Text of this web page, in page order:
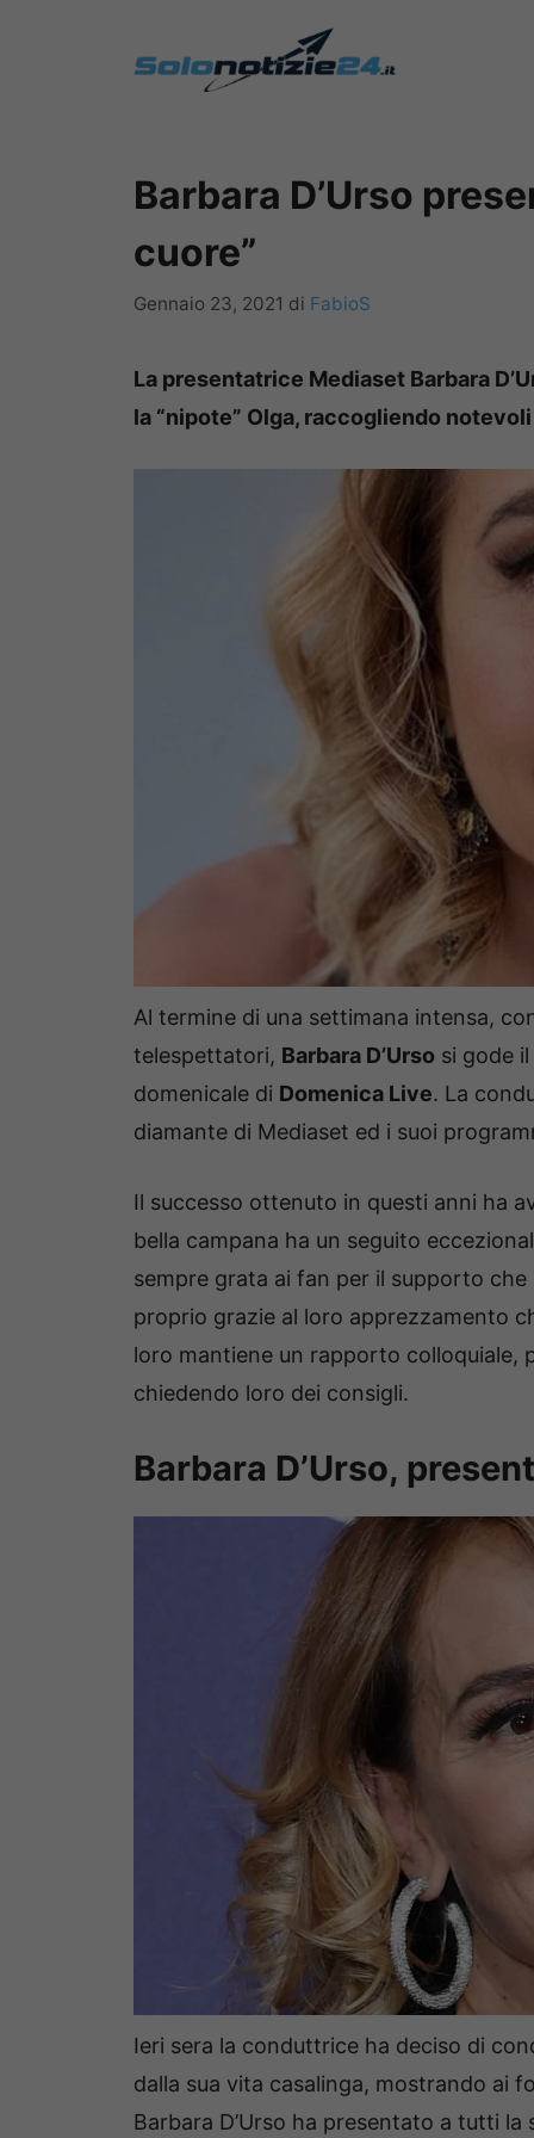
Barbara D’Urso
cuore”
Gennaio 23, 2021 di FabioS
La presentatrice Mediaset Barbara
la “nipote” Olga, raccogliendo
Al termine di una settimana intensa,
telespettatori, Barbara D’Urso si gode
domenicale di Domenica Live. La
diamante di Mediaset ed i suoi
Il successo ottenuto in questi anni ha
bella campana ha un seguito
sempre grata ai fan per il supporto
proprio grazie al loro apprezzamento
loro mantiene un rapporto colloquiale,
chiedendo loro dei consigli.
Barbara D’Urso,
Ieri sera la conduttrice ha deciso di
dalla sua vita casalinga, mostrando ai
Barbara D’Urso ha presentato a tutti